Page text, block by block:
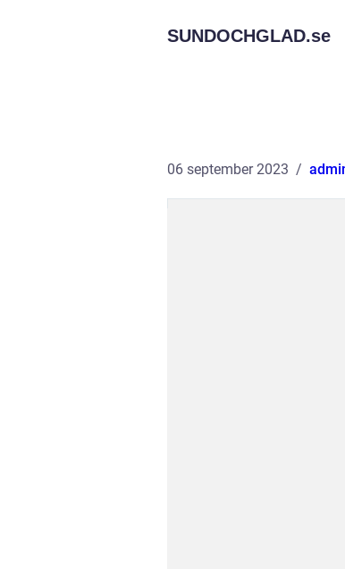
SUNDOCHGLAD.se
06 september 2023